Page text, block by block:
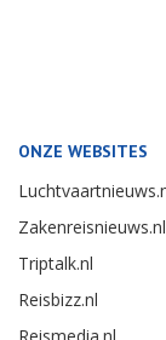
ONZE WEBSITES
Zakenreisnieuws.nl
Triptalk.nl
Reisbizz.nl